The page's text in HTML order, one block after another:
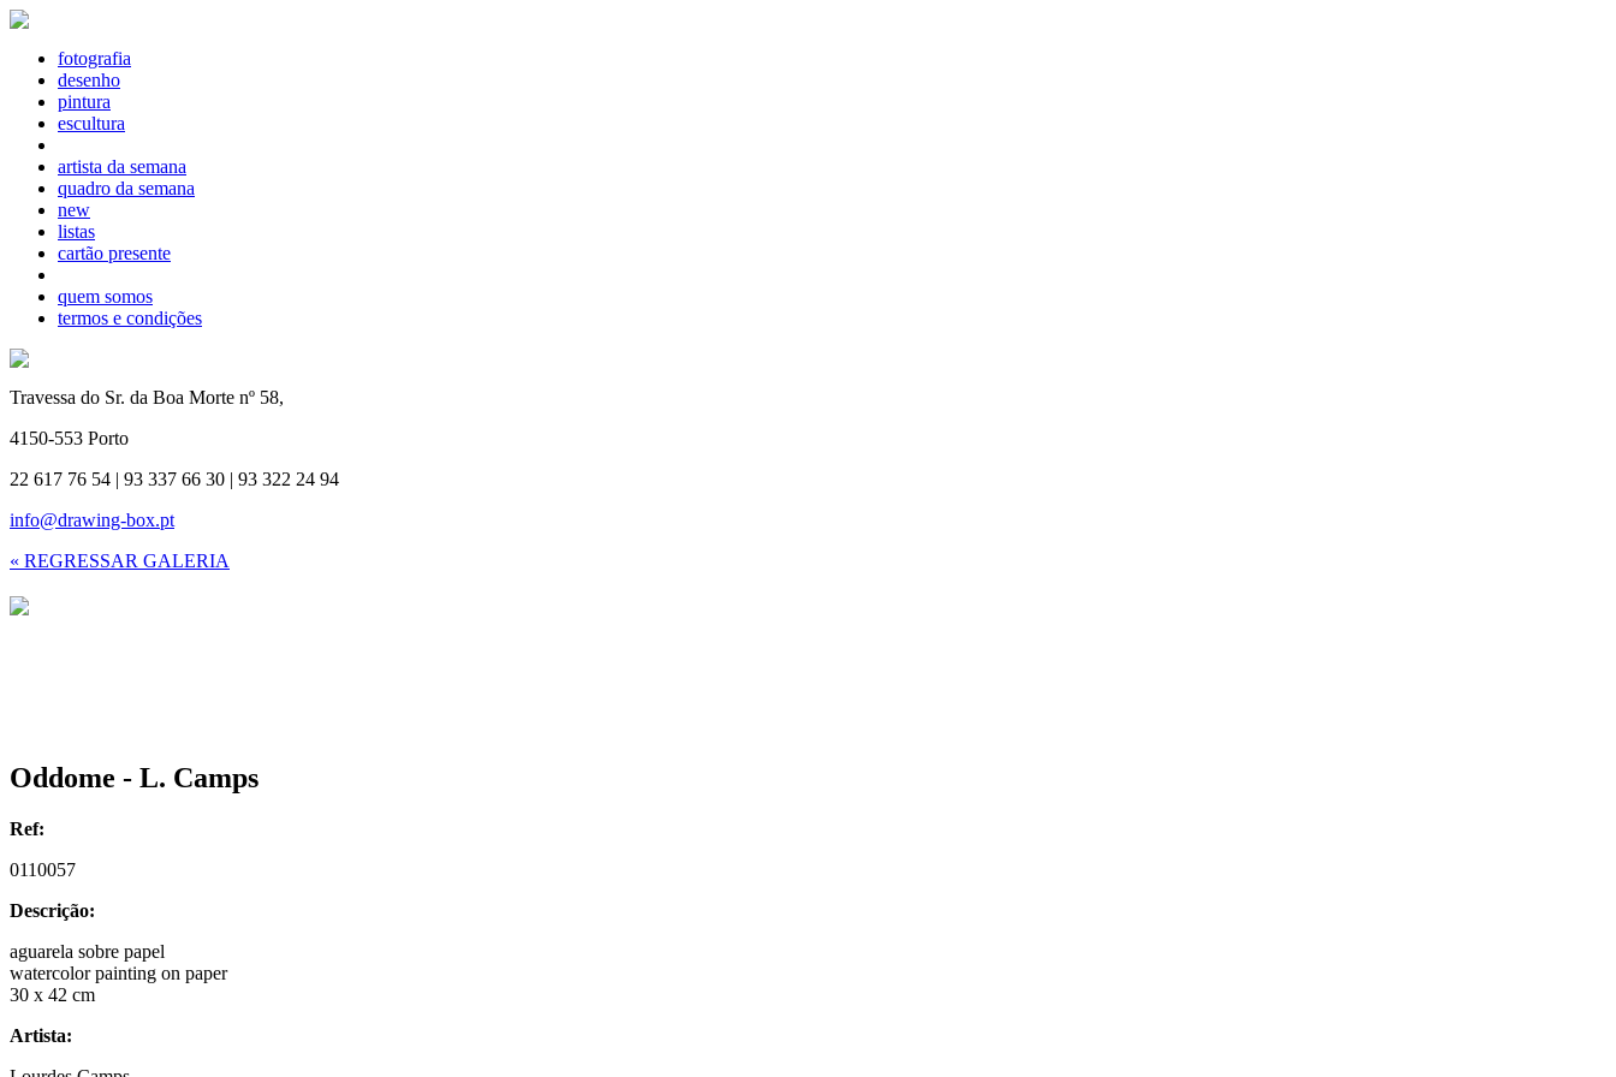
fotografia
desenho
pintura
escultura
artista da semana
quadro da semana
new
listas
cartão presente
quem somos
termos e condições
Travessa do Sr. da Boa Morte nº 58,
4150-553 Porto
22 617 76 54 | 93 337 66 30 | 93 322 24 94
info@drawing-box.pt
« REGRESSAR GALERIA
Oddome - L. Camps
Ref:
0110057
Descrição:
aguarela sobre papel
watercolor painting on paper
30 x 42 cm
Artista: